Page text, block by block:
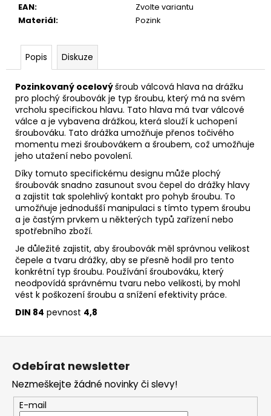
EAN:
Zvolte variantu
Materiál: Pozink
Popis Diskuze
Pozinkovaný ocelovýšroub válcová hlava na drážku
pro plochý šroubovák je typ šroubu, který má na svém
vrcholu specifickou hlavu. Tato hlava má tvar válcové
válce a je vybavena drážkou, která slouží k uchopení
šroubováku. Tato drážka umožňuje přenos točivého
momentu mezi šroubovákem a šroubem, což umožňuje
jeho utažení nebo povolení.
Díky tomuto specifickému designu může plochý
šroubovák snadno zasunout svou čepel do drážky hlavy
a zajistit tak spolehlivý kontakt pro pohyb šroubu. To
umožňuje jednodušší manipulaci s tímto typem šroubu
a je častým prvkem u některých typů zařízení nebo
spotřebního zboží.
Je důležité zajistit, aby šroubovák měl správnou velikost
čepele a tvaru drážky, aby se přesně hodil pro tento
konkrétní typ šroubu. Používání šroubováku, který
neodpovídá správnému tvaru nebo velikosti, by mohl
vést k poškození šroubu a snížení efektivity práce.
DIN 84 pevnost 4,8
Z
Odebírat newsletter
Nezmeškejte žádné novinky či slevy!
E-mail